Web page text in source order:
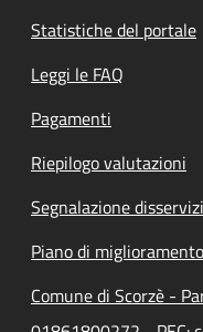
Statistiche del portale
Leggi le FAQ
Pagamenti
Riepilogo valutazioni
Segnalazione
Piano di
Comune di Scorzè -